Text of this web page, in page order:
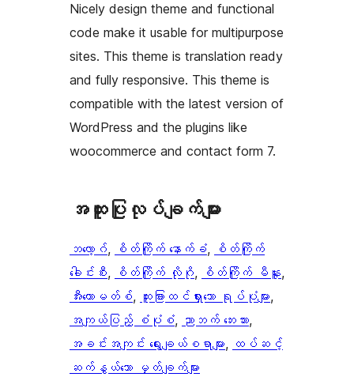
Nicely design theme and functional
code make it usable for multipurpose
sites. This theme is translation ready
and fully responsive. This theme is
compatible with the latest version of
WordPress and the plugins like
woocommerce and contact form 7.
အ​ထူး​ပြု​လုပ်​ချက်​များ
ဘလော့ဂ်, စိတ်ကြိုက် နောက်ခံ, စိတ်ကြိုက်
ခေါင်းစီး, စိတ်ကြိုက် လိုဂို, စိတ်ကြိုက် မီနူး
အီးကောမတ်စ်, ထူးခြားထင်ရှားသော ရုပ်ပုံများ
အကျယ်ပြည့် စံပုံစံ, ညာဘက် ဘေးဘား
အခင်းအကျင်း ရွေးချယ်စရာများ, ထပ်ဆင့်
ဆက်နွယ်သော မှတ်ချက်များ